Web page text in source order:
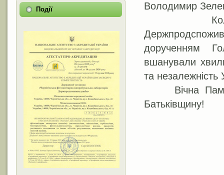
Події
Володимир
Колектив
дорученням
вшанували
та незалежність
Вічна
Батьківщину!